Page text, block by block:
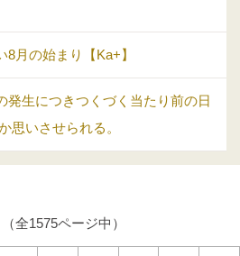
8月の始まり【Ka+】
発生につきつくづく当たり前の日
思いさせられる。
全1575ページ中）